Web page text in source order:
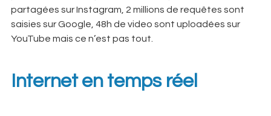
partagées sur Instagram, 2 millions de requêtes sont
saisies sur Google, 48h de video sont uploadées sur
YouTube mais ce n’est pas tout.
Internet en temps réel